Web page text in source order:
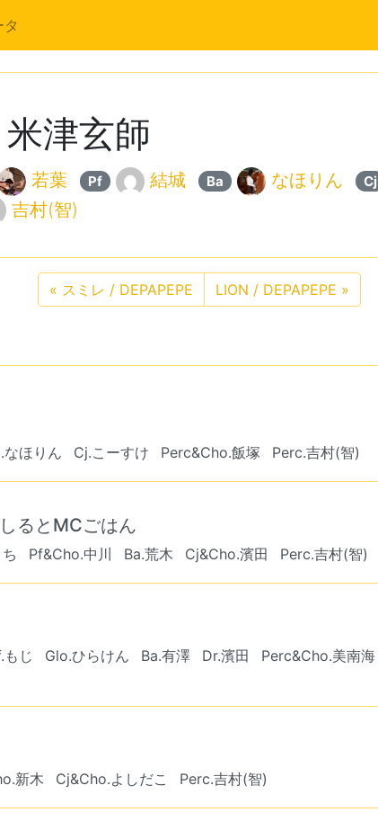
津玄師
若葉 Pf 結城 Ba なほりん Cj
吉村(智)
« スミレ / DEPAPEPE LION / DEPAPEPE »
なほりん Cj.こーすけ Perc&Cho.飯塚 Perc.吉村(智)
るとMCごはん
Pf&Cho.中川 Ba.荒木 Cj&Cho.濱田 Perc.吉村(智)
もじ Glo.ひらけん Ba.有澤 Dr.濱田
Perc&Cho.美南海
新木 Cj&Cho.よしだこ Perc.吉村(智)